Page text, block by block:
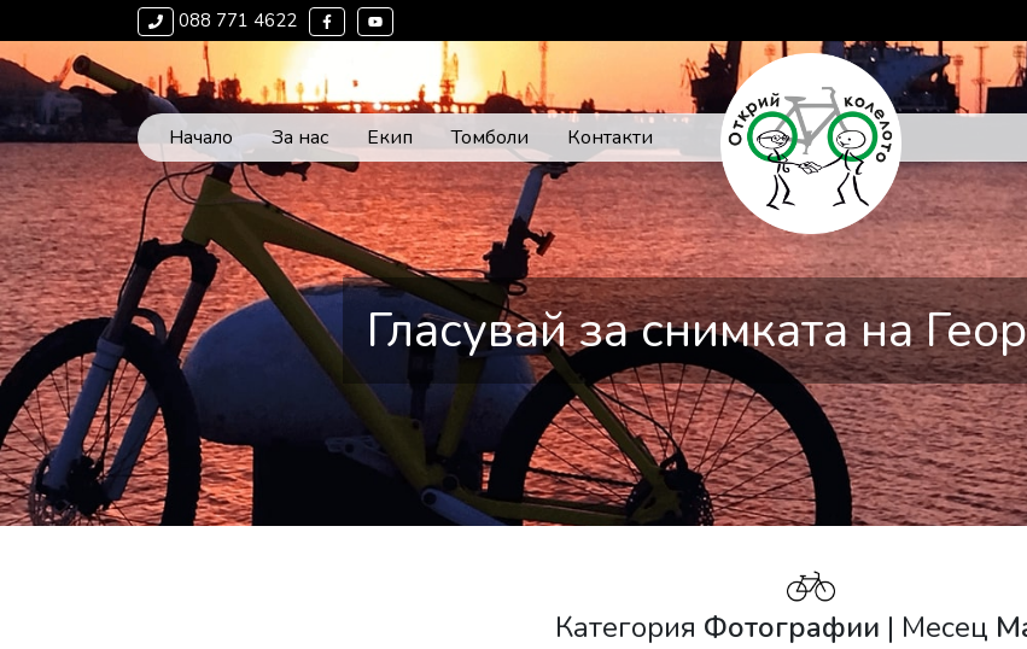
088 771 4622
Начало За нас Екип Томболи Контакти
Гласувай за снимката на
Категория Фотографии | Месец